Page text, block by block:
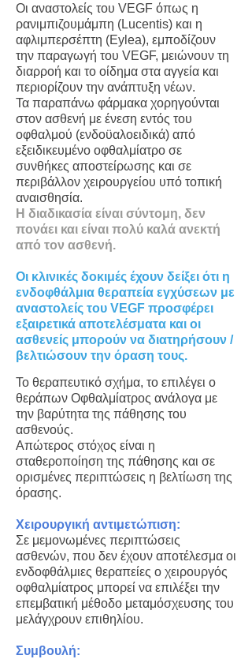
Οι αναστολείς του VEGF όπως η
ρανιμπιζουμάμπη (Lucentis) και η
αφλιμπερσέπτη (Eylea), εμποδίζουν
την παραγωγή του VEGF, μειώνουν τη
διαρροή και το οίδημα στα αγγεία και
περιορίζουν την ανάπτυξη νέων.
Τα παραπάνω φάρμακα χορηγούνται
στον ασθενή με ένεση εντός του
οφθαλμού (ενδοϋαλοειδικά) από
εξειδικευμένο οφθαλμίατρο σε
συνθήκες αποστείρωσης και σε
περιβάλλον χειρουργείου υπό τοπική
αναισθησία.
Η διαδικασία είναι σύντομη, δεν
πονάει και είναι πολύ καλά ανεκτή
από τον ασθενή.
Οι κλινικές δοκιμές έχουν δείξει ότι η
ενδοφθάλμια θεραπεία εγχύσεων με
αναστολείς του VEGF προσφέρει
εξαιρετικά αποτελέσματα και οι
ασθενείς μπορούν να διατηρήσουν /
βελτιώσουν την όραση τους.
Το θεραπευτικό σχήμα, το επιλέγει ο
θεράπων Οφθαλμίατρος ανάλογα με
την βαρύτητα της πάθησης του
ασθενούς.
Απώτερος στόχος είναι η
σταθεροποίηση της πάθησης και σε
ορισμένες περιπτώσεις η βελτίωση της
όρασης.
Χειρουργική αντιμετώπιση:
Σε μεμονωμένες περιπτώσεις
ασθενών, που δεν έχουν αποτέλεσμα οι
ενδοφθάλμιες θεραπείες ο χειρουργός
οφθαλμίατρος μπορεί να επιλέξει την
επεμβατική μέθοδο μεταμόσχευσης του
μελάγχρουν επιθηλίου.
Συμβουλή: